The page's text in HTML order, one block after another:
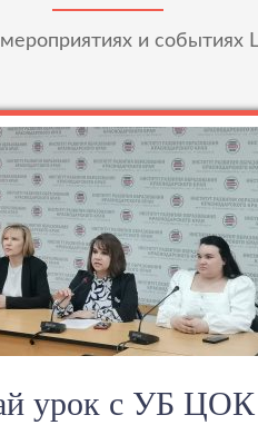
и событиях
урок с УБ ЦОК